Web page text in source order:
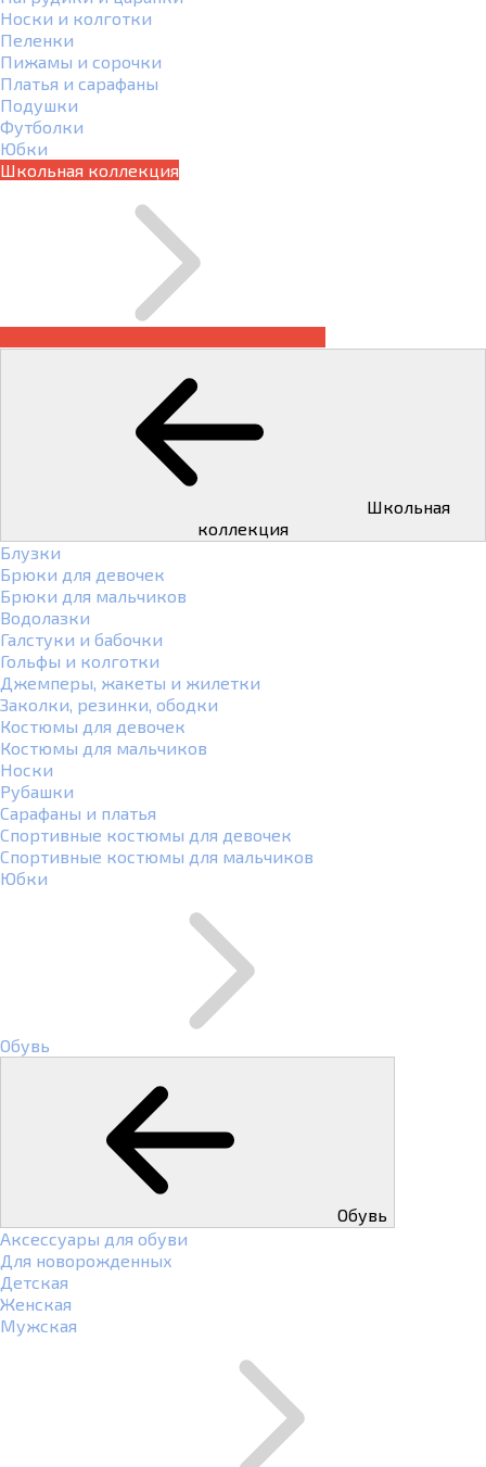
Носки и колготки
Пеленки
Пижамы и сорочки
Платья и сарафаны
Подушки
Футболки
Юбки
Школьная коллекция
коллекция
Блузки
Брюки для девочек
Брюки для мальчиков
Водолазки
Галстуки и бабочки
Гольфы и колготки
Джемперы, жакеты и жилетки
Заколки, резинки, ободки
Костюмы для девочек
Костюмы для мальчиков
Носки
Рубашки
Сарафаны и платья
Спортивные костюмы для девочек
Спортивные костюмы для мальчиков
Юбки
Обувь
Обувь
Аксессуары для обуви
Для новорожденных
Детская
Женская
Мужская